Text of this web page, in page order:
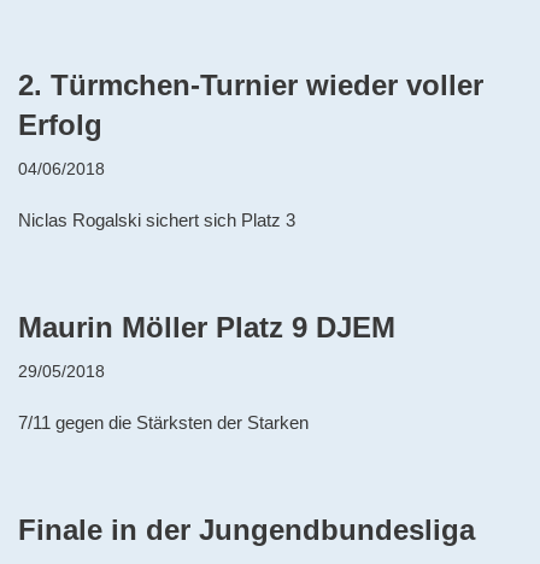
2. Türmchen-Turnier wieder voller
Erfolg
04/06/2018
Niclas Rogalski sichert sich Platz 3
Maurin Möller Platz 9 DJEM
29/05/2018
7/11 gegen die Stärksten der Starken
Finale in der Jungendbundesliga